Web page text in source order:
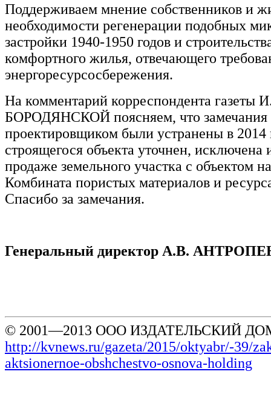
Поддерживаем мнение собственников и
необходимости регенерации подобных
застройки 1940-1950 годов и
комфортного жилья, отвечающего
энергоресурсосбережения.
На комментарий корреспондента газеты
БОРОДЯНСКОЙ поясняем, что
проектировщиком были устранены в 2014
строящегося объекта уточнен,
продаже земельного участка с объектом
Комбината пористых материалов и
Спасибо за замечания.
Генеральный директор А.В.
© 2001—2013 ООО ИЗДАТЕЛЬСКИЙ
http://kvnews.ru/gazeta/2015/oktyabr/-39/
aktsionernoe-obshchestvo-osnova-holding